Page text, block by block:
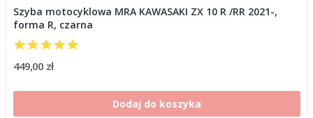
Szyba motocyklowa MRA KAWASAKI ZX 10 R /RR 2021-,
forma R, czarna
449,00 zł
Dodaj do koszyka